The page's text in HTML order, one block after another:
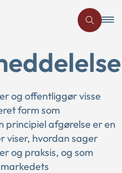
og offentliggør visse
form som
principiel afgørelse er en
viser, hvordan sager
og praksis, og som